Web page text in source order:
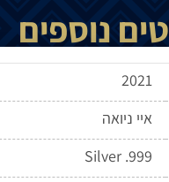
נוספים
2021
איי ניואה
Silver .999